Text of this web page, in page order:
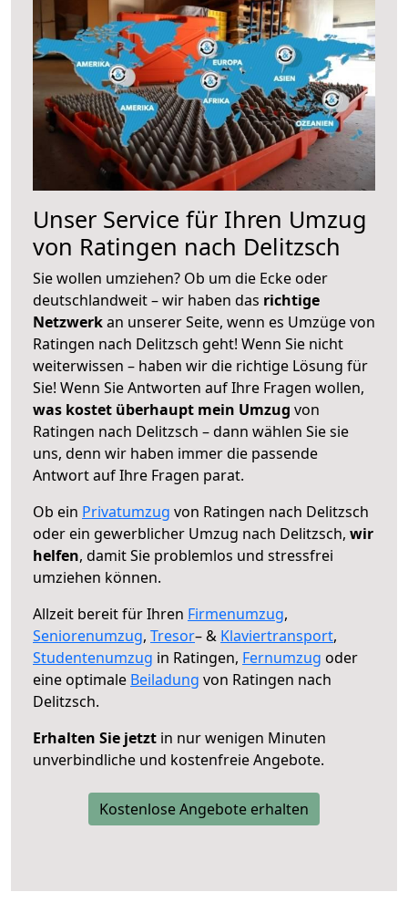
Unser Service für Ihren Umzug
von Ratingen nach Delitzsch
Sie wollen umziehen? Ob um die Ecke oder
deutschlandweit – wir haben das richtige
Netzwerkan unserer Seite, wenn es Umzüge von
Ratingen nach Delitzsch geht! Wenn Sie nicht
weiterwissen – haben wir die richtige Lösung für
Sie! Wenn Sie Antworten auf Ihre Fragen wollen,
was kostet überhaupt mein Umzug von
Ratingen nach Delitzsch – dann wählen Sie sie
uns, denn wir haben immer die passende
Antwort auf Ihre Fragen parat.
Ob ein Privatumzug von Ratingen nach Delitzsch
oder ein gewerblicher Umzug nach Delitzsch, wir
helfen, damit Sie problemlos und stressfrei
umziehen können.
Allzeit bereit für Ihren Firmenumzug,
Seniorenumzug, Tresor– & Klaviertransport,
Studentenumzug in Ratingen, Fernumzug oder
eine optimale Beiladung von Ratingen nach
Delitzsch.
Erhalten Sie jetzt in nur wenigen Minuten
unverbindliche und kostenfreie Angebote.
Kostenlose Angebote erhalten